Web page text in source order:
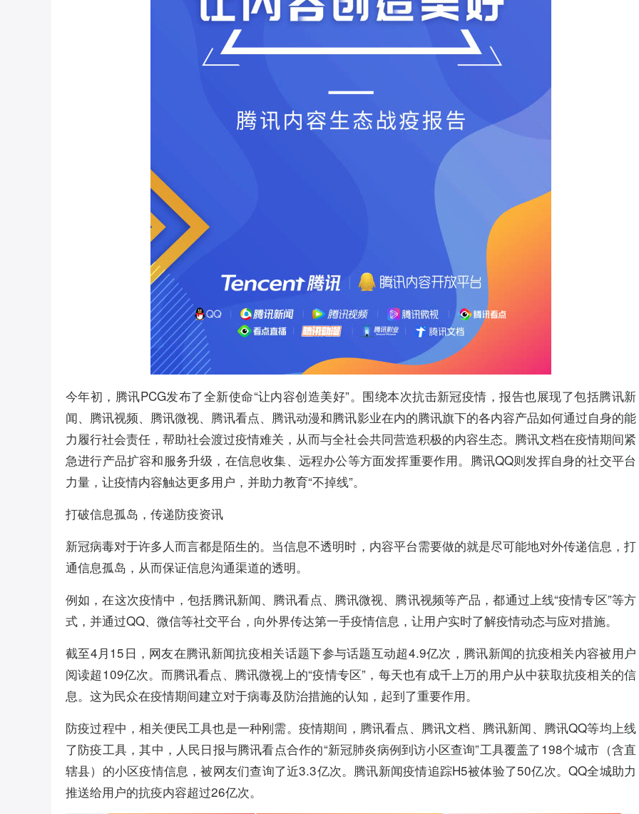
今年初，腾讯PCG发布了全新使命“让内容创造美好”。围绕本次抗击新冠疫情，报告也展现了包括腾讯新
闻、腾讯视频、腾讯微视、腾讯看点、腾讯动漫和腾讯影业在内的腾讯旗下的各内容产品如何通过自身的能
力履行社会责任，帮助社会渡过疫情难关，从而与全社会共同营造积极的内容生态。腾讯文档在疫情期间紧
急进行产品扩容和服务升级，在信息收集、远程办公等方面发挥重要作用。腾讯QQ则发挥自身的社交平台
力量，让疫情内容触达更多用户，并助力教育“不掉线”。
打破信息孤岛，传递防疫资讯
新冠病毒对于许多人而言都是陌生的。当信息不透明时，内容平台需要做的就是尽可能地对外传递信息，打
通信息孤岛，从而保证信息沟通渠道的透明。
例如，在这次疫情中，包括腾讯新闻、腾讯看点、腾讯微视、腾讯视频等产品，都通过上线“疫情专区”等方
式，并通过QQ、微信等社交平台，向外界传达第一手疫情信息，让用户实时了解疫情动态与应对措施。
截至4月15日，网友在腾讯新闻抗疫相关话题下参与话题互动超4.9亿次，腾讯新闻的抗疫相关内容被用户
阅读超109亿次。而腾讯看点、腾讯微视上的“疫情专区”，每天也有成千上万的用户从中获取抗疫相关的信
息。这为民众在疫情期间建立对于病毒及防治措施的认知，起到了重要作用。
防疫过程中，相关便民工具也是一种刚需。疫情期间，腾讯看点、腾讯文档、腾讯新闻、腾讯QQ等均上线
了防疫工具，其中，人民日报与腾讯看点合作的“新冠肺炎病例到访小区查询”工具覆盖了198个城市（含直
辖县）的小区疫情信息，被网友们查询了近3.3亿次。腾讯新闻疫情追踪H5被体验了50亿次。QQ全城助力
推送给用户的抗疫内容超过26亿次。